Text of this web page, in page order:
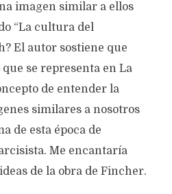
imagen similar a ellos
“La cultura del
El autor sostiene que
se representa en La
de entender la
similares a nosotros
de esta época de
Me encantaría
de la obra de Fincher.